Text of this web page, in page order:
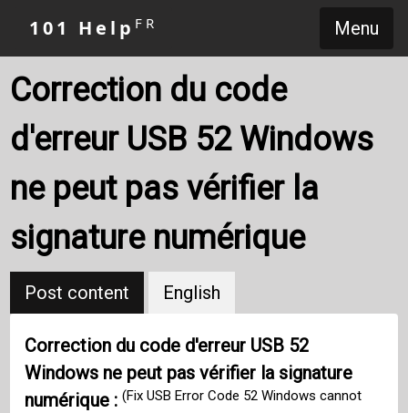
Menu
101 Help FR
Correction du code
d'erreur USB 52 Windows
ne peut pas vérifier la
signature numérique
Post content English
Correction du code d'erreur USB 52
Windows ne peut pas vérifier la signature
numérique :(Fix USB Error Code 52 Windows cannot